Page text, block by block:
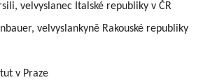
velvyslanec Italské republiky v ČR
velvyslankyně Rakouské republiky
v Praze